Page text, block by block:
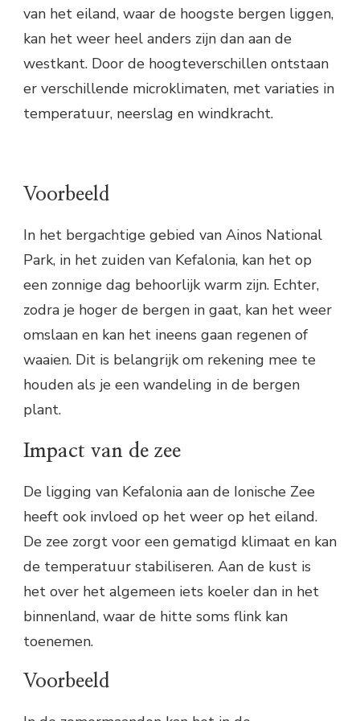
van het eiland, waar de hoogste bergen liggen,
kan het weer heel anders zijn dan aan de
westkant. Door de hoogteverschillen ontstaan
er verschillende microklimaten, met variaties in
temperatuur, neerslag en windkracht.
Voorbeeld
In het bergachtige gebied van Ainos National
Park, in het zuiden van Kefalonia, kan het op
een zonnige dag behoorlijk warm zijn. Echter,
zodra je hoger de bergen in gaat, kan het weer
omslaan en kan het ineens gaan regenen of
waaien. Dit is belangrijk om rekening mee te
houden als je een wandeling in de bergen
plant.
Impact van de zee
De ligging van Kefalonia aan de Ionische Zee
heeft ook invloed op het weer op het eiland.
De zee zorgt voor een gematigd klimaat en kan
de temperatuur stabiliseren. Aan de kust is
het over het algemeen iets koeler dan in het
binnenland, waar de hitte soms flink kan
toenemen.
Voorbeeld